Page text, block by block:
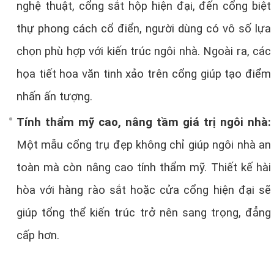
nghệ thuật, cổng sắt hộp hiện đại, đến cổng biệt
thự phong cách cổ điển, người dùng có vô số lựa
chọn phù hợp với kiến trúc ngôi nhà. Ngoài ra, các
họa tiết hoa văn tinh xảo trên cổng giúp tạo điểm
nhấn ấn tượng.
Tính thẩm mỹ cao, nâng tầm giá trị ngôi nhà:
Một mẫu cổng trụ đẹp không chỉ giúp ngôi nhà an
toàn mà còn nâng cao tính thẩm mỹ. Thiết kế hài
hòa với hàng rào sắt hoặc cửa cổng hiện đại sẽ
giúp tổng thể kiến trúc trở nên sang trọng, đẳng
cấp hơn.